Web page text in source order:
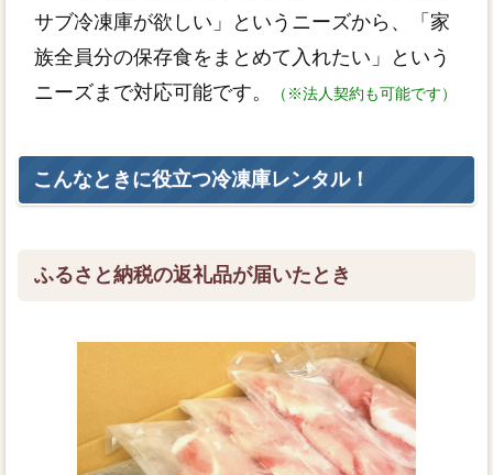
サブ冷凍庫が欲しい」というニーズから、「家
族全員分の保存食をまとめて入れたい」という
ニーズまで対応可能です。
（※法人契約も可能です）
こんなときに役立つ冷凍庫レンタル！
ふるさと納税の返礼品が届いたとき